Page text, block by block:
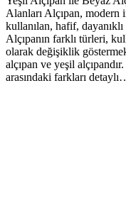
Alanları Alçıpan, modern
kullanılan, hafif,
Alçıpanın farklı türleri,
olarak değişiklik
alçıpan ve yeşil
arasındaki farkları